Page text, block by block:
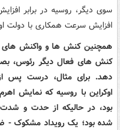
سوی دیگر، روسیه در برابر
افزایش سرعت همکاری با دولت
همچنین کنش ها و واکنش های
کنش های فعال دیگر رئوس،
دهد. برای مثال، درست پس
اوکراین با روسیه که نمایش
بود، در حالیکه از حدت و
شده بود؛ یک رویداد مشکوک -